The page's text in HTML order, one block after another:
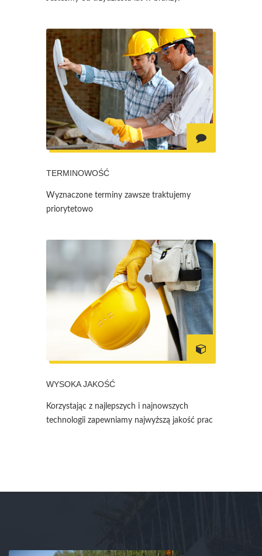
TERMINOWOŚĆ
Wyznaczone terminy zawsze traktujemy
priorytetowo
WYSOKA JAKOŚĆ
Korzystając z najlepszych i najnowszych
technologii zapewniamy najwyższą jakość prac